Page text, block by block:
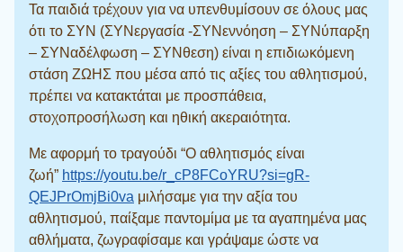
Τα παιδιά τρέχουν για να υπενθυμίσουν σε όλους μας
ότι το ΣΥΝ (ΣΥΝεργασία -ΣΥΝεννόηση – ΣΥΝύπαρξη
– ΣΥΝαδέλφωση – ΣΥΝθεση) είναι η επιδιωκόμενη
στάση ΖΩΗΣ που μέσα από τις αξίες του αθλητισμού,
πρέπει να κατακτάται με προσπάθεια,
στοχοπροσήλωση και ηθική ακεραιότητα.
Με αφορμή το τραγούδι “Ο αθλητισμός είναι
ζωή” https://youtu.be/r_cP8FCoYRU?si=gR-
QEJPrOmjBi0va μιλήσαμε για την αξία του
αθλητισμού, παίξαμε παντομίμα με τα αγαπημένα μας
αθλήματα, ζωγραφίσαμε και γράψαμε ώστε να